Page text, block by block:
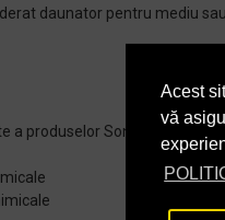
Acest
vă
daunator pentru mediu
a produselor Sonett, ca fiind: